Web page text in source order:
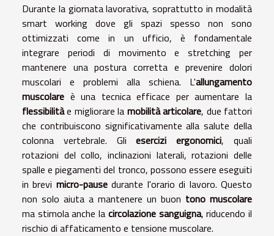
Durante la giornata lavorativa, soprattutto in modalità
smart working dove gli spazi spesso non sono
ottimizzati come in un ufficio, è fondamentale
integrare periodi di movimento e stretching per
mantenere una postura corretta e prevenire dolori
muscolari e problemi alla schiena. L'allungamento
muscolare è una tecnica efficace per aumentare la
flessibilitàe migliorare la mobilità articolare, due fattori
che contribuiscono significativamente alla salute della
colonna vertebrale. Gliesercizi ergonomici, quali
rotazioni del collo, inclinazioni laterali, rotazioni delle
spalle e piegamenti del tronco, possono essere eseguiti
in brevi micro-pausedurante l'orario di lavoro. Questo
non solo aiuta a mantenere un buon tono muscolare
ma stimola anche la circolazione sanguigna, riducendo il
rischio di affaticamento e tensione muscolare.